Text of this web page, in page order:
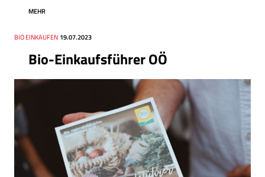
MEHR
Bio-Einkaufsführer OÖ
Thema
BIO EINKAUFEN
Datum 19.07.2023